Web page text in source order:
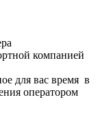
компанией
для вас время в
оператором